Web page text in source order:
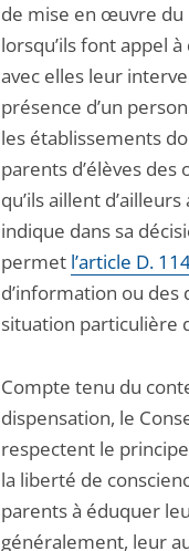
de mise en œuvre du
lorsqu’ils font appel
avec elles leur
présence d’un
les établissements
parents d’élèves
qu’ils aillent
indique dans sa
permet l’article D.
d’information ou
situation particulière
Compte tenu du
dispensation, le
respectent le
la liberté de
parents à éduquer
généralement, leur